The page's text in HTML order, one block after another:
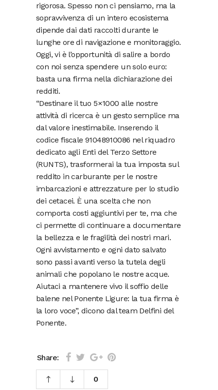
rigorosa. Spesso non ci pensiamo, ma la
sopravvivenza di un intero ecosistema
dipende dai dati raccolti durante le
lunghe ore di navigazione e monitoraggio.
Oggi, vi è l’opportunità di salire a bordo
con noi senza spendere un solo euro:
basta una firma nella dichiarazione dei
redditi.
“Destinare il tuo 5×1000 alle nostre
attività di ricerca è un gesto semplice ma
dal valore inestimabile. Inserendo il
codice fiscale 91048910086 nel riquadro
dedicato agli Enti del Terzo Settore
(RUNTS), trasformerai la tua imposta sul
reddito in carburante per le nostre
imbarcazioni e attrezzature per lo studio
dei cetacei. È una scelta che non
comporta costi aggiuntivi per te, ma che
ci permette di continuare a documentare
la bellezza e le fragilità dei nostri mari.
Ogni avvistamento e ogni dato salvato
sono passi avanti verso la tutela degli
animali che popolano le nostre acque.
Aiutaci a mantenere vivo il soffio delle
balene nel Ponente Ligure: la tua firma è
la loro voce”, dicono dal team Delfini del
Ponente.
Share:
0